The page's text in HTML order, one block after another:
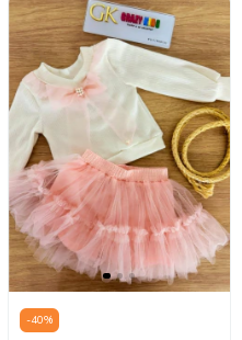
-40%